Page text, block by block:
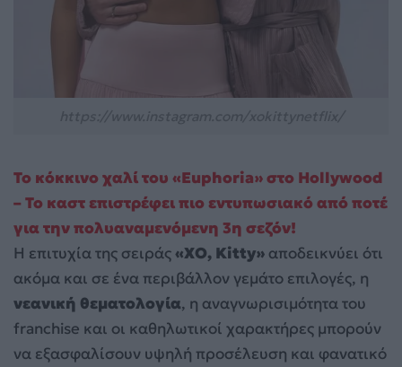
Το κόκκινο χαλί του «Euphoria» στο Hollywood
– Το καστ επιστρέφει πιο εντυπωσιακό από ποτέ
για την πολυαναμενόμενη 3η σεζόν!
Η επιτυχία της σειράς«XO, Kitty» αποδεικνύει ότι
ακόμα και σε ένα περιβάλλον γεμάτο επιλογές, η
νεανική θεματολογία, η αναγνωρισιμότητα του
franchise και οι καθηλωτικοί χαρακτήρες μπορούν
να εξασφαλίσουν υψηλή προσέλευση και φανατικό